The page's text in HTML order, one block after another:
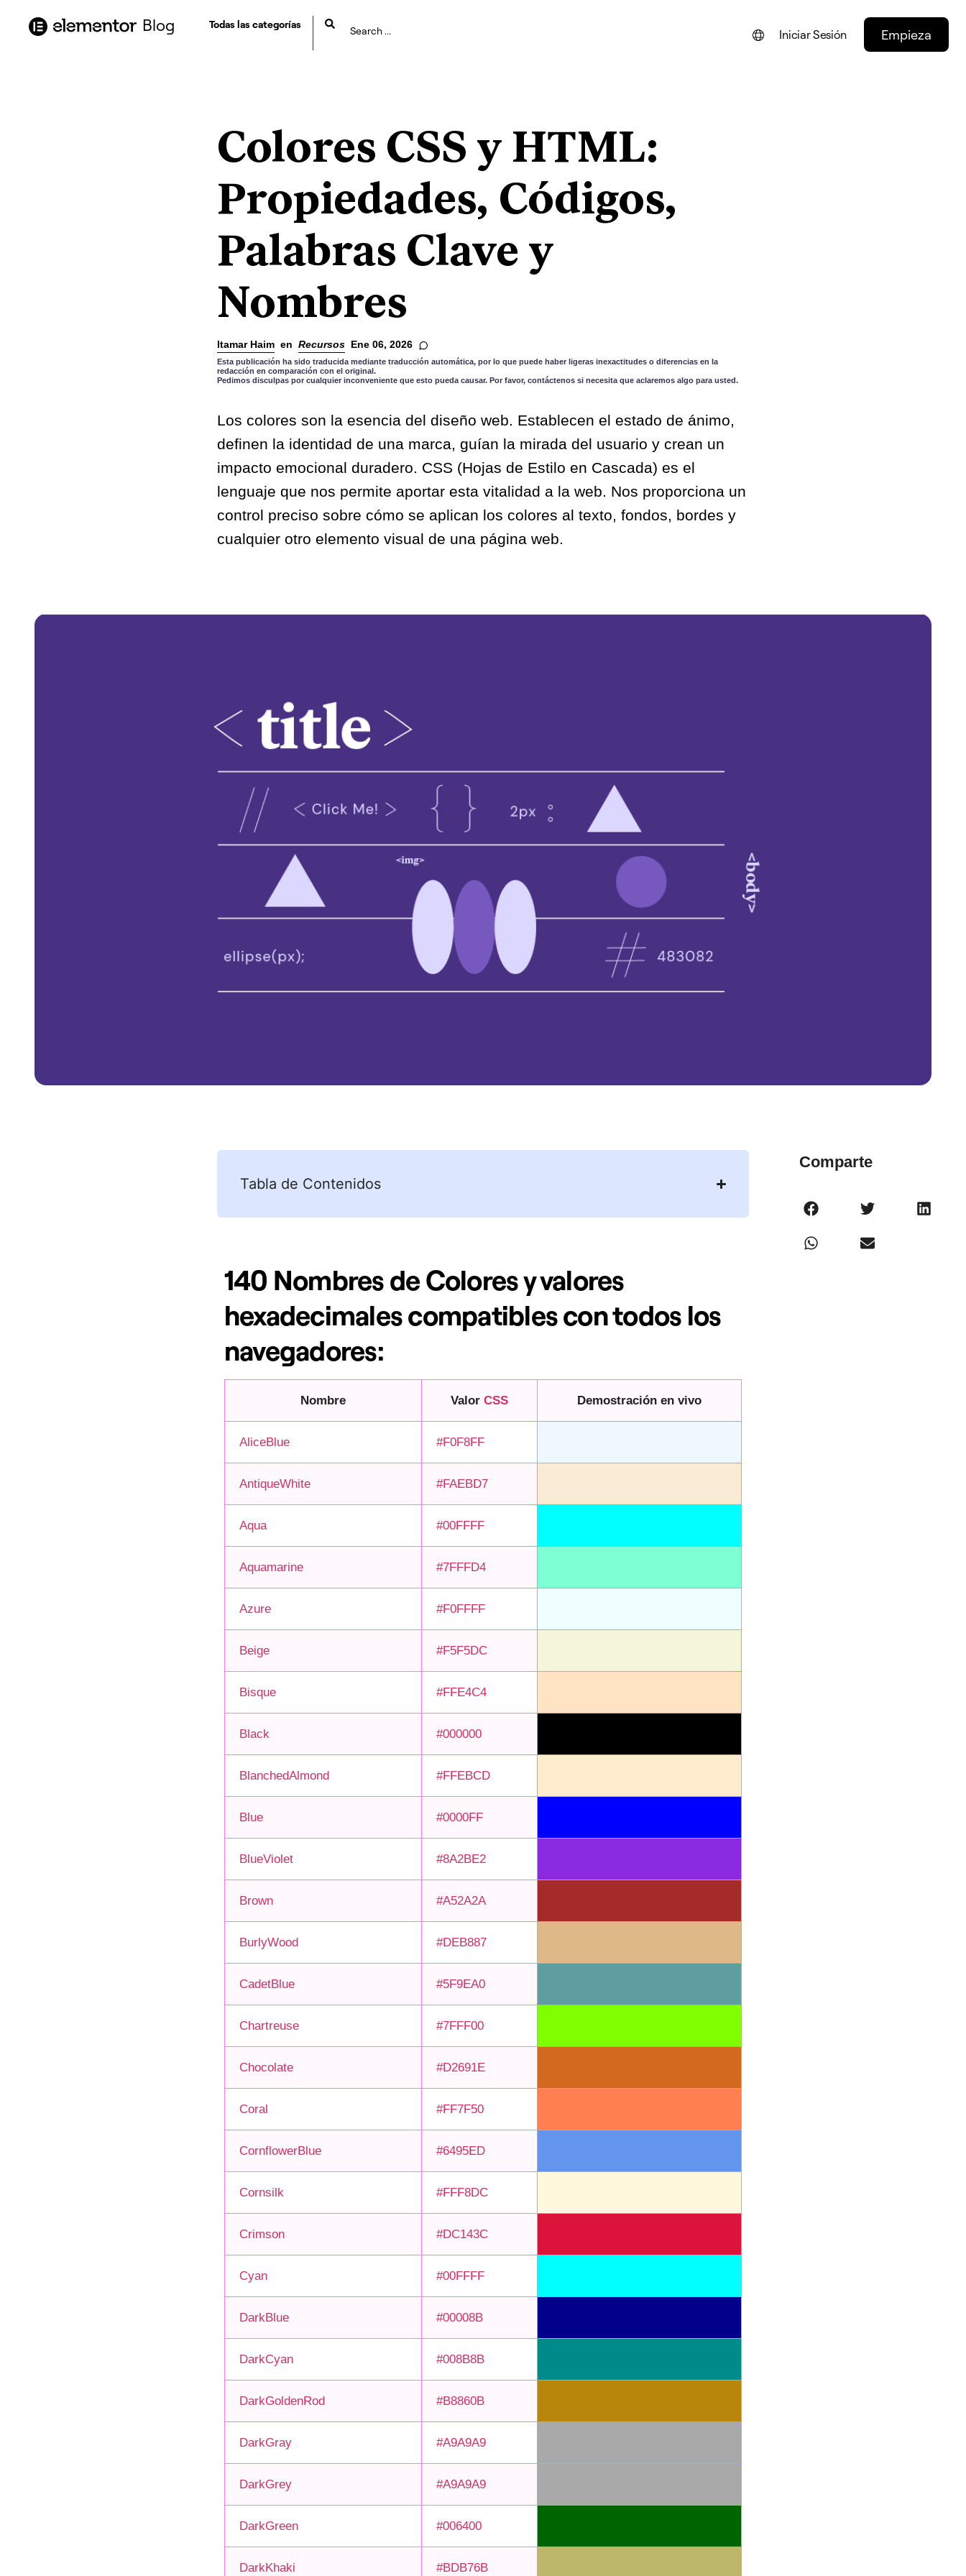
Blog Todas las categorías
Iniciar Sesión Empieza
Colores CSS y HTML:
Propiedades, Códigos,
Palabras Clave y
Nombres
Itamar Haim en Recursos Ene 06, 2026
Esta publicación ha sido traducida mediante traducción automática, por lo que puede haber ligeras inexactitudes o diferencias en la
redacción en comparación con el original.
Pedimos disculpas por cualquier inconveniente que esto pueda causar. Por favor, contáctenos si necesita que aclaremos algo para usted.
Los colores son la esencia del diseño web. Establecen el estado de ánimo,
definen la identidad de una marca, guían la mirada del usuario y crean un
impacto emocional duradero. CSS (Hojas de Estilo en Cascada) es el
lenguaje que nos permite aportar esta vitalidad a la web. Nos proporciona un
control preciso sobre cómo se aplican los colores al texto, fondos, bordes y
cualquier otro elemento visual de una página web.
Tabla de Contenidos
140 Nombres de Colores y valores
hexadecimales compatibles con todos los
navegadores:
Nombre Valor CSS Demostración en vivo
AliceBlue #F0F8FF
AntiqueWhite #FAEBD7
Aqua #00FFFF
Aquamarine #7FFFD4
Azure #F0FFFF
Beige #F5F5DC
Bisque #FFE4C4
Black #000000
BlanchedAlmond #FFEBCD
Blue #0000FF
BlueViolet #8A2BE2
Brown #A52A2A
BurlyWood #DEB887
CadetBlue #5F9EA0
Chartreuse #7FFF00
Chocolate #D2691E
Coral #FF7F50
CornflowerBlue #6495ED
Cornsilk #FFF8DC
Crimson #DC143C
Cyan #00FFFF
DarkBlue #00008B
DarkCyan #008B8B
DarkGoldenRod #B8860B
DarkGray #A9A9A9
DarkGrey #A9A9A9
DarkGreen #006400
DarkKhaki #BDB76B
Comparte